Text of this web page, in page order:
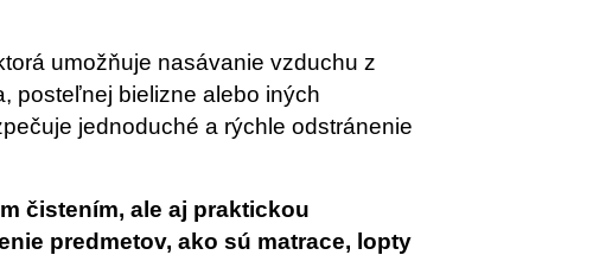
umožňuje nasávanie vzduchu z
posteľnej bielizne alebo iných
jednoduché a rýchle odstránenie
čistením, ale aj praktickou
predmetov, ako sú matrace, lopty